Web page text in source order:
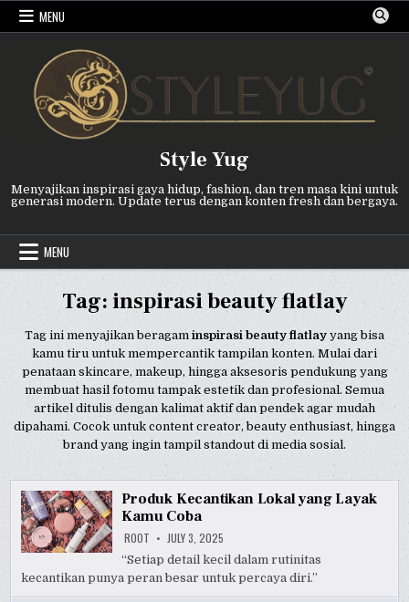
Skip
MENU
Style Yug
Menyajikan inspirasi gaya hidup, fashion, dan tren masa kini untuk
generasi modern. Update terus dengan konten fresh dan bergaya.
MENU
Tag:inspirasi beauty flatlay
Tag ini menyajikan beragam inspirasi beauty flatlay yang bisa
kamu tiru untuk mempercantik tampilan konten. Mulai dari
penataan skincare, makeup, hingga aksesoris pendukung yang
membuat hasil fotomu tampak estetik dan profesional. Semua
artikel ditulis dengan kalimat aktif dan pendek agar mudah
dipahami. Cocok untuk content creator, beauty enthusiast, hingga
brand yang ingin tampil standout di media sosial.
Produk Kecantikan Lokal yang Layak
Kamu Coba
ROOT JULY 3, 2025
“Setiap detail kecil dalam rutinitas
kecantikan punya peran besar untuk percaya diri.”